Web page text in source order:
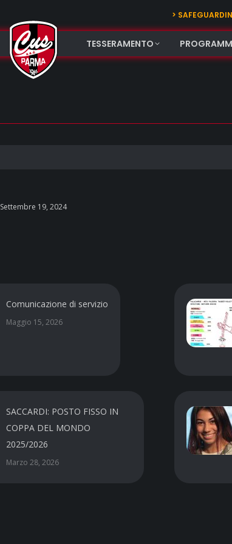
>
TESSERAMENTO
Settembre 19, 2024
Comunicazione di servizio
Maggio 15, 2026
SACCARDI: POSTO FISSO IN
COPPA DEL MONDO
2025/2026
Marzo 28, 2026